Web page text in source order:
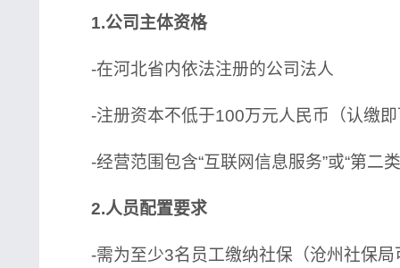
1.公司主体资格
-在河北省内依法注册的公司法人
-注册资本不低于100万元人民币（认缴即
-经营范围包含“互联网信息服务”或“第二
2.人员配置要求
-需为至少3名员工缴纳社保（沧州社保局